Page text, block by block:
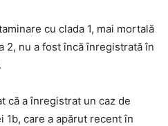
cu clada 1, mai mortală
2, nu a fost încă înregistrată în
că a înregistrat un caz de
care a apărut recent în